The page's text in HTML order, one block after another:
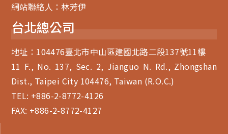
網站聯絡人：林芳伊
台北總公司
地址：104476臺北市中山區建國北路二段137號11樓
11 F., No. 137, Sec. 2, Jianguo N. Rd., Zhongshan
Dist., Taipei City 104476, Taiwan (R.O.C.)
TEL: +886-2-8772-4126
FAX: +886-2-8772-4127